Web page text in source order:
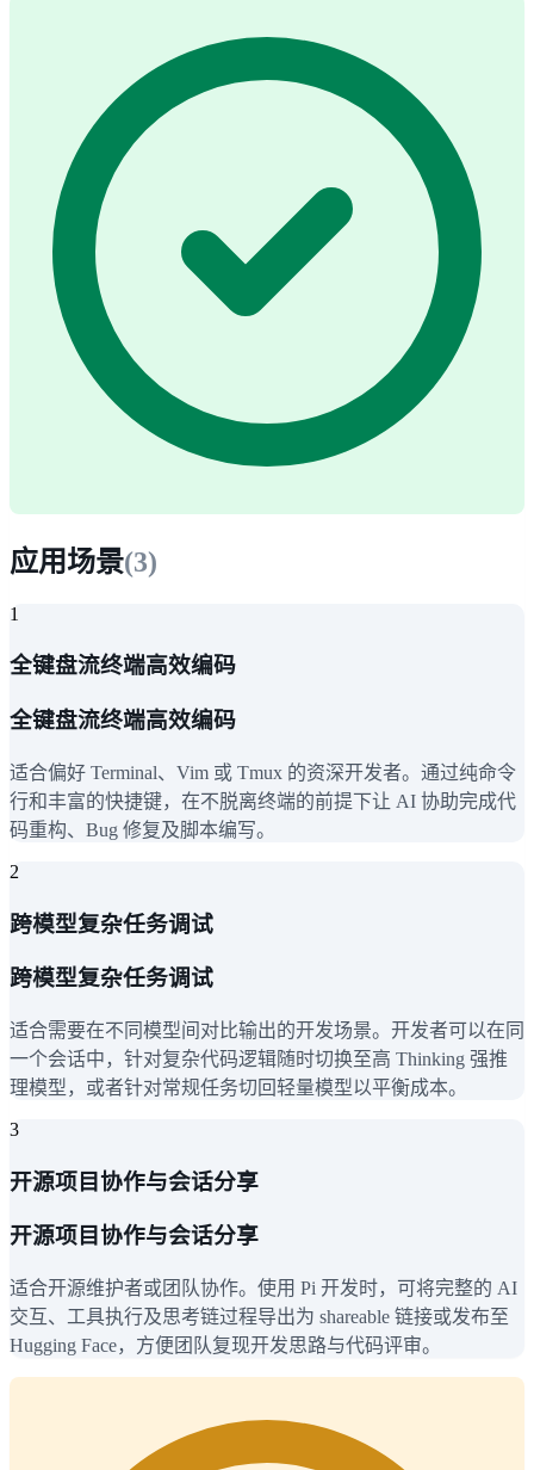
应用场景(3)
1
全键盘流终端高效编码
全键盘流终端高效编码
适合偏好 Terminal、Vim 或 Tmux 的资深开发者。通过纯命令
行和丰富的快捷键，在不脱离终端的前提下让 AI 协助完成代
码重构、Bug 修复及脚本编写。
2
跨模型复杂任务调试
跨模型复杂任务调试
适合需要在不同模型间对比输出的开发场景。开发者可以在同
一个会话中，针对复杂代码逻辑随时切换至高 Thinking 强推
理模型，或者针对常规任务切回轻量模型以平衡成本。
3
开源项目协作与会话分享
开源项目协作与会话分享
适合开源维护者或团队协作。使用 Pi 开发时，可将完整的 AI
交互、工具执行及思考链过程导出为 shareable 链接或发布至
Hugging Face，方便团队复现开发思路与代码评审。